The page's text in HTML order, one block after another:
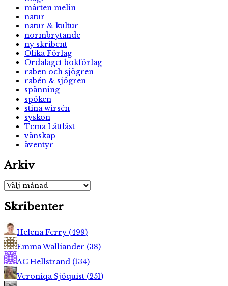
mårten melin
natur
natur & kultur
normbrytande
ny skribent
Olika Förlag
Ordalaget bokförlag
raben och sjögren
rabén & sjögren
spänning
spöken
stina wirsén
syskon
Tema Lättläst
vänskap
äventyr
Arkiv
Arkiv
Skribenter
Helena Ferry (499)
Emma Walliander (38)
AC Hellstrand (134)
Veroniqa Sjöquist (251)